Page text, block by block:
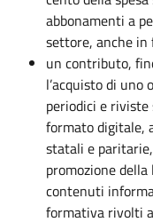
abbonamenti a
settore, anche
un contributo,
l’acquisto di uno
periodici e
formato digitale,
statali e
promozione
contenuti
formativa rivolti